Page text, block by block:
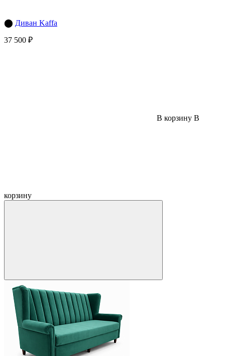
⬤ Диван Kaffa
37 500 ₽
В корзину В
корзину